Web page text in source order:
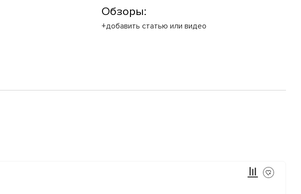
Обзоры:
+добавить статью или видео